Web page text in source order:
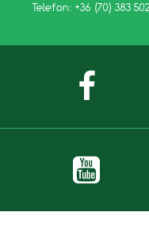
Telefon: +36 (70) 383